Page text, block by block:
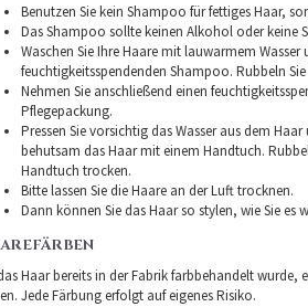
Benutzen Sie kein Shampoo für fettiges Haar,
Das Shampoo sollte keinen Alkohol oder keine
Waschen Sie Ihre Haare mit lauwarmem Wasser
feuchtigkeitsspendenden Shampoo. Rubbeln
Nehmen Sie anschließend einen
Pflegepackung.
Pressen Sie vorsichtig das Wasser aus dem
behutsam das Haar mit einem Handtuch.
Handtuch trocken.
Bitte lassen Sie die Haare an der Luft trocknen.
Dann können Sie das Haar so stylen, wie Sie es
Haar bereits in der Fabrik farbbehandelt wurde,
Jede Färbung erfolgt auf eigenes Risiko.